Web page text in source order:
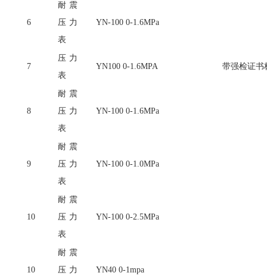
6
耐震
压力
表
YN-100 0-1.6MPa
7
压力
表
YN100 0-1.6MPA 带强检证书
8
耐震
压力
表
YN-100 0-1.6MPa
9
耐震
压力
表
YN-100 0-1.0MPa
10
耐震
压力
表
YN-100 0-2.5MPa
10
耐震
压力
YN40 0-1mpa